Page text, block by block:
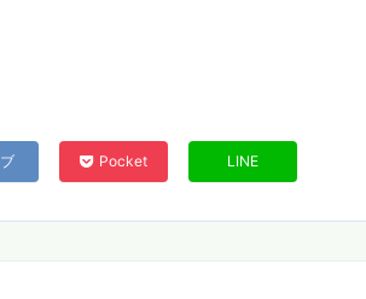
Pocket LINE